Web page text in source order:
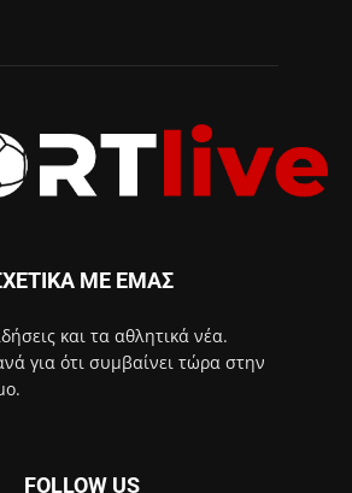
ΜΕ ΕΜΑΣ
και τα αθλητικά νέα.
για ότι συμβαίνει τώρα στην
FOLLOW US